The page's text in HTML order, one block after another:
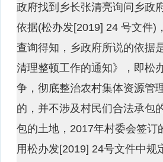
政府找到乡长张清亮询问乡政
依据(松办发[2019] 24 号文件)
查询得知，乡政府所说的依据
清理整顿工作的通知》，即松
争，彻底整治农村集体资源管
的，并不涉及村民们合法承包
包的土地，2017年村委会签订
用松办发[2019] 24号文件中